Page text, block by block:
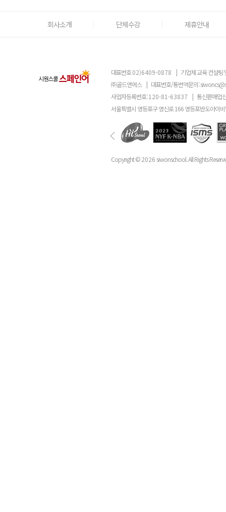
회사소개 단체수강 제휴안내
대표번호02)6409-0878 | 기업체 교육 컨설팅
㈜골드앤에스 | 대표번호/통번역문의:
사업자등록번호:120-81-63837 | 통신판매업
서울특별시 영등포구 영신로 166 영등포반도아이
Copyright ©2026 siwonschool. All Rights